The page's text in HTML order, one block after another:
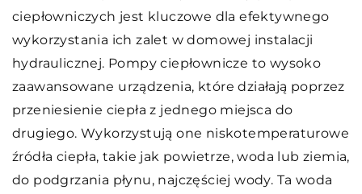
ciepłowniczych jest kluczowe dla efektywnego
wykorzystania ich zalet w domowej instalacji
hydraulicznej. Pompy ciepłownicze to wysoko
zaawansowane urządzenia, które działają poprzez
przeniesienie ciepła z jednego miejsca do
drugiego. Wykorzystują one niskotemperaturowe
źródła ciepła, takie jak powietrze, woda lub ziemia,
do podgrzania płynu, najczęściej wody. Ta woda